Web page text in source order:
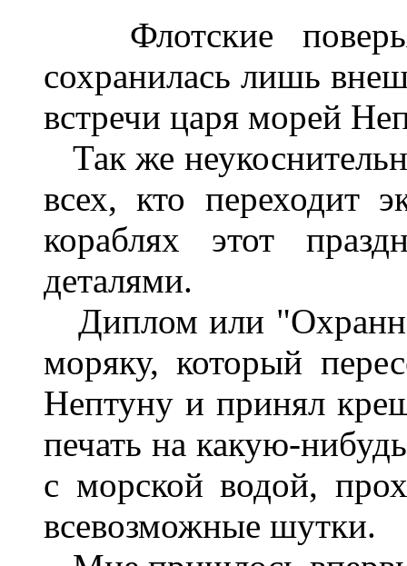
Флотские
сохранилась лишь
встречи царя морей
Так же
всех, кто переходит
кораблях этот
деталями.
Диплом или
моряку, который
Нептуну и принял
печать на какую-
с морской водой,
всевозможные шутки.